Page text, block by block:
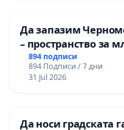
Да запазим
– пространство за
894 подписи
894 Подписи / 7 дни
31 Jul 2026
Да носи градската